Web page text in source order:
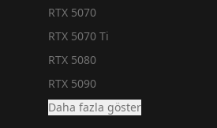
RTX 5070
RTX 5070 Ti
RTX 5080
RTX 5090
Daha fazla göster